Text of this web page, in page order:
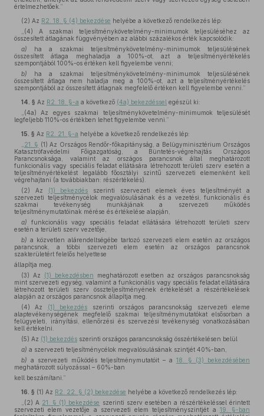
értelmezhetőek.”
(2) Az R2. 18. § (4) bekezdése helyébe a következő rendelkezés lép:
„(4) A szakmai teljesítménykövetelmény-minimumok teljesüléséhez az
összesített átlagának függvényében az alábbi százalékos érték kapcsolódik:
a) ha a szakmai teljesítménykövetelmény-minimumok teljesülésének
összesített átlaga meghaladja a 100%-ot, azt a teljesítményértékelés
szempontjából 100%-os értéken kell figyelembe venni;
b) ha a szakmai teljesítménykövetelmény-minimumok teljesülésének
összesített átlaga nem haladja meg a 100%-ot, azt a teljesítményértékelés
szempontjából az összesített átlagnak megfelelő értéken kell figyelembe venni.”
14. § Az R2. 18. §-a a következő (4a) bekezdéssel egészül ki:
„(4a) Az egyes szakmai teljesítménykövetelmény-minimumok teljesülését
legfeljebb 110%-os értékben lehet figyelembe venni.”
15. § Az R2. 21. §-a helyébe a következő rendelkezés lép:
21. § (1) Az Országos Rendőr-főkapitányság, a Belügyminisztérium Országos
Katasztrófavédelmi Főigazgatóság, a Büntetés-végrehajtás Országos
Parancsnoksága, valamint az országos parancsnok által meghatározott
funkcionális vagy speciális feladat ellátására létrehozott területi szerv esetén a
teljesítményértékelést legalább főosztályi szintű szervezeti elemenként kell
végrehajtani (a továbbiakban: részértékelés).
(2) Az
(1) bekezdés szerinti szervezeti elemek éves teljesítményét a
szervezeti teljesítménycélok megvalósulásának és a vezetési, funkcionális és
szakmai tevékenység munkájának a szervezeti működés
teljesítménymutatóinak mérése és értékelése alapján,
a) funkcionális vagy speciális feladat ellátására létrehozott területi szerv
esetén a területi szerv vezetője,
b) a közvetlen alárendeltségébe tartozó szervezeti elem esetén az országos
parancsnok, a többi szervezeti elem esetén az országos parancsnok
szakterületért felelős helyettese
állapítja meg.
(3) Az
(1) bekezdésben meghatározott esetben az országos parancsnokság
mint szervezeti egység, valamint a funkcionális vagy speciális feladat ellátására
létrehozott területi szerv összteljesítményének értékelését a részértékelések
alapján az országos parancsnok állapítja meg.
(4) Az
(1) bekezdés szerinti országos parancsnokság szervezeti eleme
alaptevékenységének megfelelő szakmai teljesítménymutatókat elsősorban a
felügyeleti, irányítási, ellenőrzési és szervezési tevékenység vonatkozásában
kell értékelni.
(5) Az (1) bekezdés szerinti országos parancsnokság összértékelésen belül
a) a szervezeti teljesítménycélok megvalósulásának szintjét 40%-ban,
b) a szervezeti működés teljesítménymutatóit – a 18. § (3) bekezdésében
meghatározott súlyozással – 60%-ban
kell beszámítani.”
16. § (1) Az R2. 22. § (2) bekezdése helyébe a következő rendelkezés lép:
„(2) A 21. § (1) bekezdése szerinti szerv esetében a részértékeléssel érintett
szervezeti elem vezetője a szervezeti elem teljesítményszintjét a 19. §-ban